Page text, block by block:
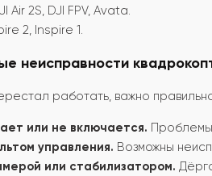
Air 2S, DJI FPV, Avata.
2, Inspire 1.
неисправности
работать, важно
или не включается. Проблемы
управления. Возможны
или стабилизатором.